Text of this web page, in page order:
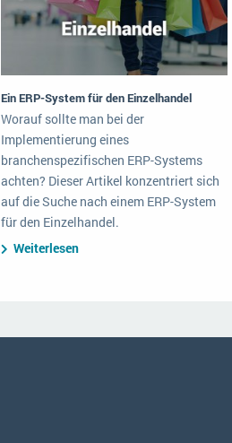
Ein ERP-System für den Einzelhandel
Worauf sollte man bei der
Implementierung eines
branchenspezifischen ERP-Systems
achten? Dieser Artikel konzentriert sich
auf die Suche nach einem ERP-System
für den Einzelhandel.
Weiterlesen